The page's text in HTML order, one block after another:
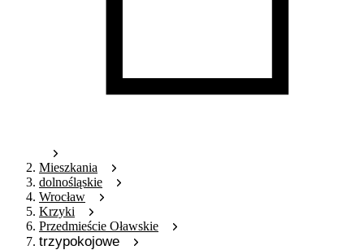
Mieszkania
dolnośląskie
Wrocław
Krzyki
Przedmieście Oławskie
trzypokojowe